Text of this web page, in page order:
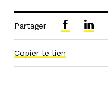
Partager
Copier le lien